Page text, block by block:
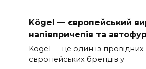
Kögel — європейський
напівпричепів та
Kögel — це один із провідних
європейських брендів у